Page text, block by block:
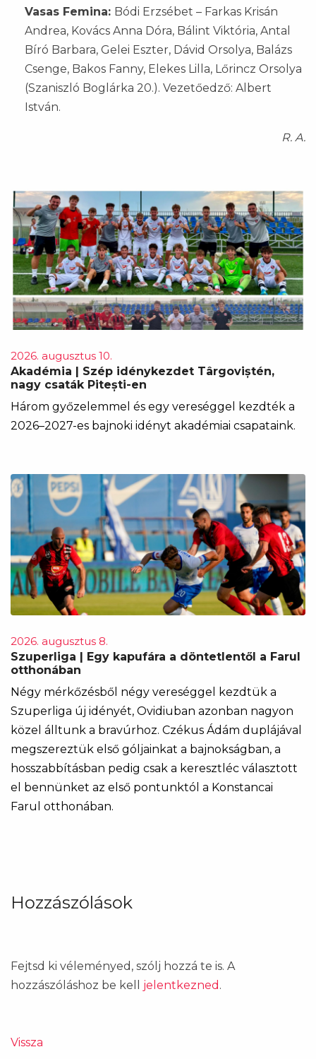
Vasas Femina: Bódi Erzsébet – Farkas Krisán
Andrea, Kovács Anna Dóra, Bálint Viktória, Antal
Bíró Barbara, Gelei Eszter, Dávid Orsolya, Balázs
Csenge, Bakos Fanny, Elekes Lilla, Lőrincz Orsolya
(Szaniszló Boglárka 20.). Vezetőedző: Albert
István.
R. A.
2026. augusztus 10.
Akadémia | Szép idénykezdet Târgoviștén,
nagy csaták Pitești-en
Három győzelemmel és egy vereséggel kezdték a
2026–2027-es bajnoki idényt akadémiai csapataink.
2026. augusztus 8.
Szuperliga | Egy kapufára a döntetlentől a Farul
otthonában
Négy mérkőzésből négy vereséggel kezdtük a
Szuperliga új idényét, Ovidiuban azonban nagyon
közel álltunk a bravúrhoz. Czékus Ádám duplájával
megszereztük első góljainkat a bajnokságban, a
hosszabbításban pedig csak a keresztléc választott
el bennünket az első pontunktól a Konstancai
Farul otthonában.
Hozzászólások
Fejtsd ki véleményed, szólj hozzá te is. A
hozzászóláshoz be kell jelentkezned .
Vissza